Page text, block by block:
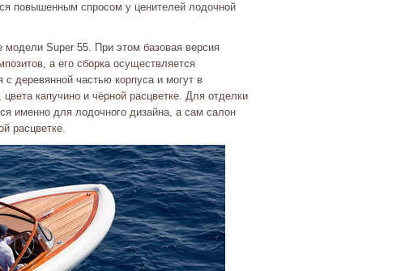
повышенным спросом у ценителей лодочной
Super 55. При этом базовая версия
а его сборка осуществляется
деревянной частью корпуса и могут в
капучино и чёрной расцветке. Для отделки
именно для лодочного дизайна, а сам салон
расцветке.